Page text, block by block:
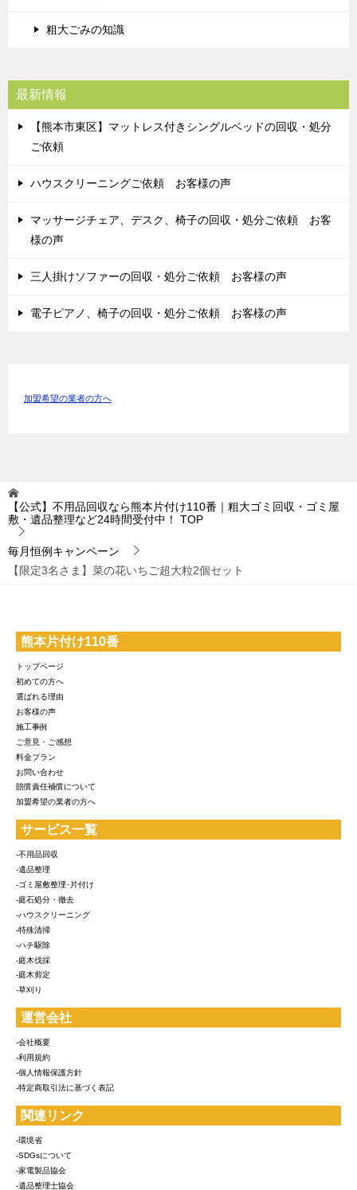
粗大ごみの知識
最新情報
【熊本市東区】マットレス付きシングルベッドの回収・処分
ご依頼
ハウスクリーニングご依頼 お客様の声
マッサージチェア、デスク、椅子の回収・処分ご依頼 お客
様の声
三人掛けソファーの回収・処分ご依頼 お客様の声
電子ピアノ、椅子の回収・処分ご依頼 お客様の声
加盟希望の業者の方へ
【公式】不用品回収なら熊本片付け110番｜粗大ゴミ回収・ゴミ屋
敷・遺品整理など24時間受付中！
TOP
毎月恒例キャンペーン
【限定3名さま】菜の花いちご超大粒2個セット
熊本片付け110番
トップページ
初めての方へ
選ばれる理由
お客様の声
施工事例
ご意見・ご感想
料金プラン
お問い合わせ
賠償責任補償について
加盟希望の業者の方へ
サービス一覧
-不用品回収
-遺品整理
-ゴミ屋敷整理･片付け
-庭石処分・撤去
-ハウスクリーニング
-特殊清掃
-ハチ駆除
-庭木伐採
-庭木剪定
-草刈り
運営会社
-会社概要
-利用規約
-個人情報保護方針
-特定商取引法に基づく表記
関連リンク
-環境省
-SDGsについて
-家電製品協会
-遺品整理士協会